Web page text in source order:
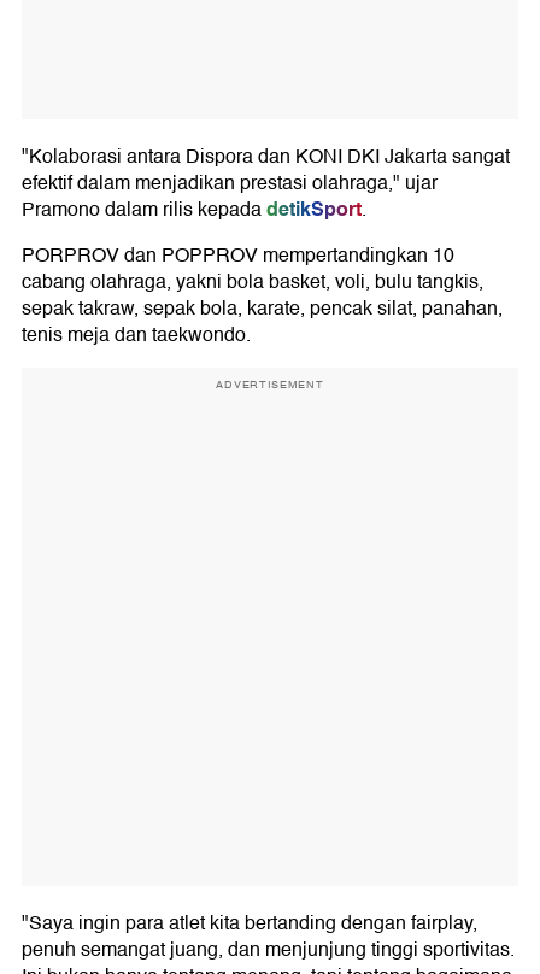
"Kolaborasi antara Dispora dan KONI DKI Jakarta sangat
efektif dalam menjadikan prestasi olahraga," ujar
Pramono dalam rilis kepadadetikSport.
PORPROV dan POPPROV mempertandingkan 10
cabang olahraga, yakni bola basket, voli, bulu tangkis,
sepak takraw, sepak bola, karate, pencak silat, panahan,
tenis meja dan taekwondo.
ADVERTISEMENT
"Saya ingin para atlet kita bertanding dengan fairplay,
penuh semangat juang, dan menjunjung tinggi sportivitas.